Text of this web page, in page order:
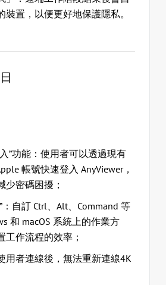
裝置，以便更好地保護隱私。
”功能：使用者可以透過現有
帳號快速登入 AnyViewer，
少密碼困擾；
：自訂 Ctrl、Alt、Command 等
和 macOS 系統上的作業方
工作流程的效率；
用者連線後，無法重新連線4K